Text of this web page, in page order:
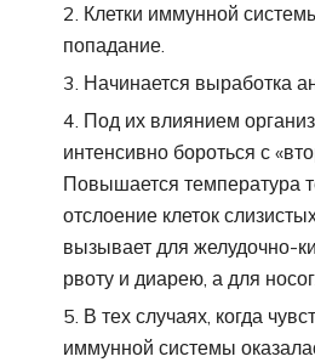
Клетки иммунной
попадание.
Начинается выработка
Под их влиянием
интенсивно бороться с
Повышается температура
отслоение клеток
вызывает для желудочно-
рвоту и диарею, а для
В тех случаях, когда
иммунной системы